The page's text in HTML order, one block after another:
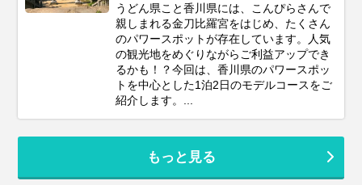
うどん県こと香川県には、こんぴらさんで
親しまれる金刀比羅宮をはじめ、たくさん
のパワースポットが存在しています。人気
の観光地をめぐりながらご利益アップでき
るかも！？今回は、香川県のパワースポッ
トを中心とした1泊2日のモデルコースをご
紹介します。...
もっと見る